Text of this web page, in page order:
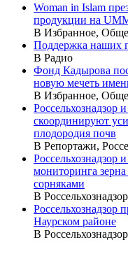
Woman in Islam
продукции на
В Избранное,
Поддержка наших
В Радио
Фонд Кадырова
новую мечеть
В Избранное,
Россельхознадзор
скоординируют
плодородия почв
В Репортажи,
Россельхознадзор
мониторинга
сорняками
В
Россельхознадзор
Наурском районе
В